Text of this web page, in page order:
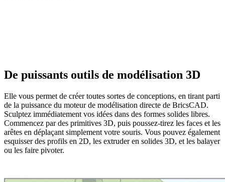
De puissants outils de modélisation 3D
Elle vous permet de créer toutes sortes de conceptions, en tirant parti
de la puissance du moteur de modélisation directe de BricsCAD.
Sculptez immédiatement vos idées dans des formes solides libres.
Commencez par des primitives 3D, puis poussez-tirez les faces et les
arêtes en déplaçant simplement votre souris. Vous pouvez également
esquisser des profils en 2D, les extruder en solides 3D, et les balayer
ou les faire pivoter.